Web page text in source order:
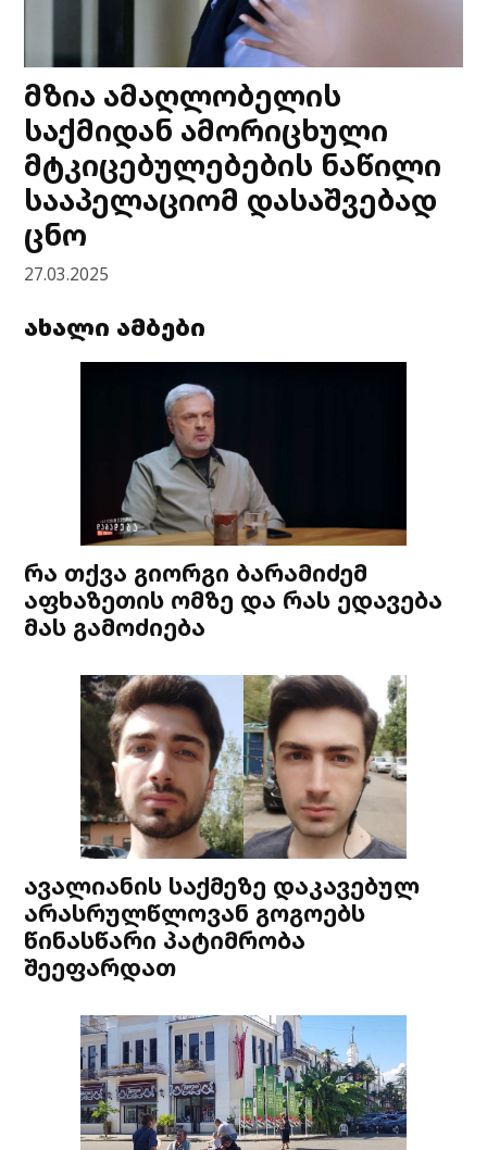
მზია ამაღლობელის
საქმიდან ამორიცხული
მტკიცებულებების ნაწილი
სააპელაციომ დასაშვებად
ცნო
27.03.2025
ახალი ამბები
რა თქვა გიორგი ბარამიძემ
აფხაზეთის ომზე და რას ედავება
მას გამოძიება
ავალიანის საქმეზე დაკავებულ
არასრულწლოვან გოგოებს
წინასწარი პატიმრობა
შეეფარდათ